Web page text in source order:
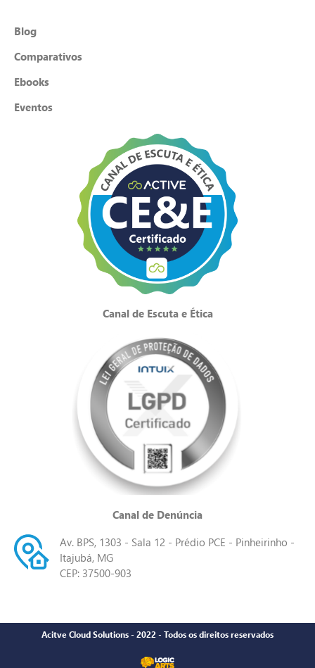
Blog
Comparativos
Ebooks
Eventos
Canal de Escuta e Ética
Canal de Denúncia
Av. BPS, 1303 - Sala 12 - Prédio PCE - Pinheirinho -
Itajubá, MG
CEP: 37500-903
Acitve Cloud Solutions - 2022 - Todos os direitos reservados